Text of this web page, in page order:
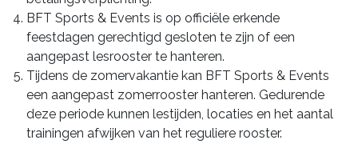
BFT Sports & Events is op officiële erkende
feestdagen gerechtigd gesloten te zijn of een
aangepast lesrooster te hanteren.
Tijdens de zomervakantie kan BFT Sports & Events
een aangepast zomerrooster hanteren. Gedurende
deze periode kunnen lestijden, locaties en het aantal
trainingen afwijken van het reguliere rooster.